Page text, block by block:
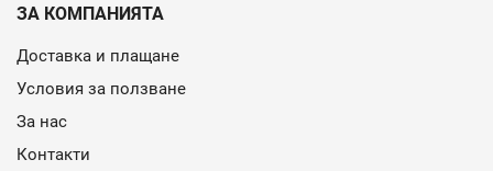
ЗА КОМПАНИЯТА
Доставка и плащане
Условия за ползване
За нас
Контакти